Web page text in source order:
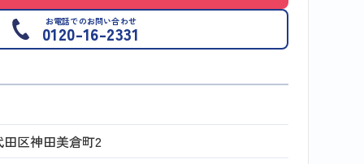
お電話でのお問い合わせ
0120-16-2331
区神田美倉町2